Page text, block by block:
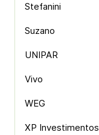
Stefanini
Suzano
UNIPAR
Vivo
WEG
XP Investimentos